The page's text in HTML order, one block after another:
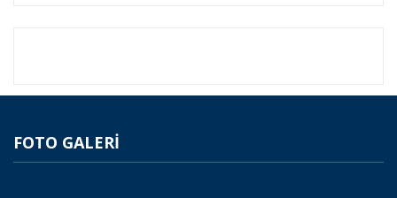
FOTO GALERİ